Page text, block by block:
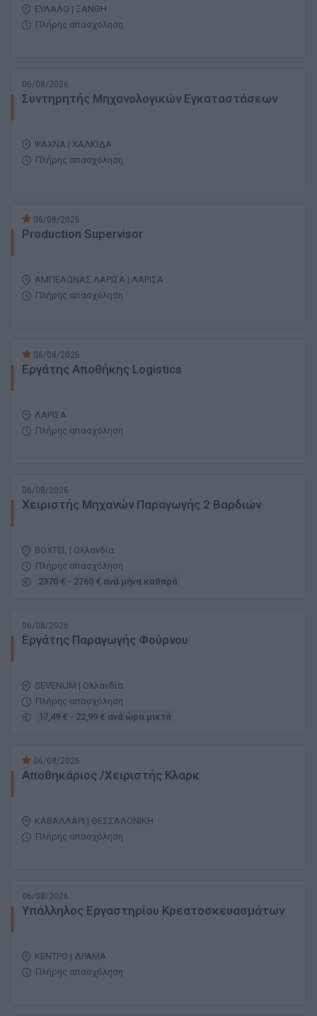
ΕΥΛΑΛΟ | ΞΑΝΘΗ
Πλήρης απασχόληση
06/08/2026
Συντηρητής Μηχανολογικών Εγκαταστάσεων
ΨΑΧΝΑ | ΧΑΛΚΙΔΑ
Πλήρης απασχόληση
06/08/2026
Production Supervisor
ΑΜΠΕΛΩΝΑΣ ΛΑΡΙΣΑ | ΛΑΡΙΣΑ
Πλήρης απασχόληση
06/08/2026
Εργάτης Αποθήκης Logistics
ΛΑΡΙΣΑ
Πλήρης απασχόληση
06/08/2026
Χειριστής Μηχανών Παραγωγής 2 Βαρδιών
BOXTEL | Ολλανδία
Πλήρης απασχόληση
2370 € - 2760 € ανά μήνα καθαρά
06/08/2026
Εργάτης Παραγωγής Φούρνου
SEVENUM | Ολλανδία
Πλήρης απασχόληση
17,49 € - 22,99 € ανά ώρα μικτά
06/08/2026
Αποθηκάριος /Χειριστής Κλαρκ
ΚΑΒΑΛΛΑΡΙ | ΘΕΣΣΑΛΟΝΙΚΗ
Πλήρης απασχόληση
06/08/2026
Υπάλληλος Εργαστηρίου Κρεατοσκευασμάτων
ΚΕΝΤΡΟ | ΔΡΑΜΑ
Πλήρης απασχόληση